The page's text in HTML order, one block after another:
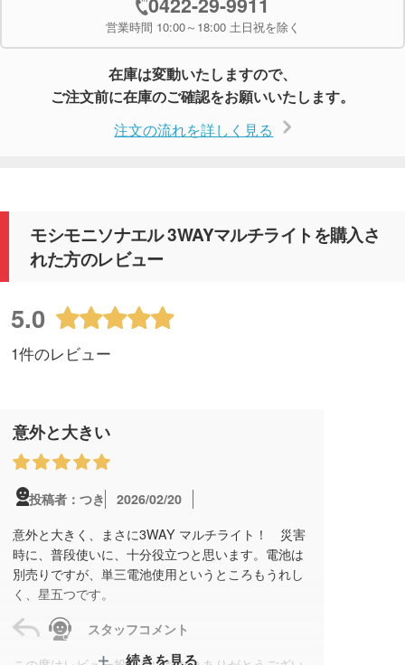
営業時間 10:00～18:00 土日祝を除く
在庫は変動いたしますので、
ご注文前に在庫のご確認をお願いいたします。
注文の流れを詳しく見る
モシモニソナエル 3WAYマルチライトを購入さ
れた方のレビュー
5.0
1件のレビュー
意外と大きい
投稿者：つき
2026/02/20
意外と大きく、まさに3WAY マルチライト！ 災害
時に、普段使いに、十分役立つと思います。電池は
別売りですが、単三電池使用というところもうれし
く、星五つです。
スタッフコメント
続きを見る